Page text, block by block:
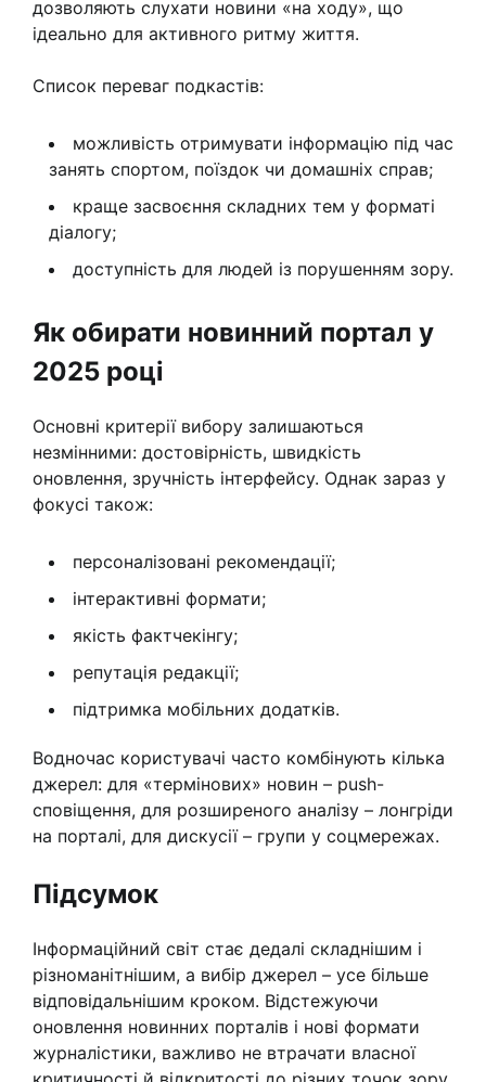
дозволяють слухати новини «на ходу», що
ідеально для активного ритму життя.
Список переваг подкастів:
можливість отримувати інформацію під час
занять спортом, поїздок чи домашніх справ;
краще засвоєння складних тем у форматі
діалогу;
доступність для людей із порушенням зору.
Як обирати новинний портал у
2025 році
Основні критерії вибору залишаються
незмінними: достовірність, швидкість
оновлення, зручність інтерфейсу. Однак зараз у
фокусі також:
персоналізовані рекомендації;
інтерактивні формати;
якість фактчекінгу;
репутація редакції;
підтримка мобільних додатків.
Водночас користувачі часто комбінують кілька
джерел: для «термінових» новин – push-
сповіщення, для розширеного аналізу – лонгріди
на порталі, для дискусії – групи у соцмережах.
Підсумок
Інформаційний світ стає дедалі складнішим і
різноманітнішим, а вибір джерел – усе більше
відповідальнішим кроком. Відстежуючи
оновлення новинних порталів і нові формати
журналістики, важливо не втрачати власної